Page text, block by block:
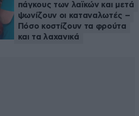
πάγκους των λαϊκών και μετά
ψωνίζουν οι καταναλωτές –
Πόσο κοστίζουν τα φρούτα
και τα λαχανικά